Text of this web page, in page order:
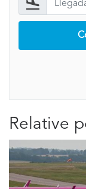
Relative